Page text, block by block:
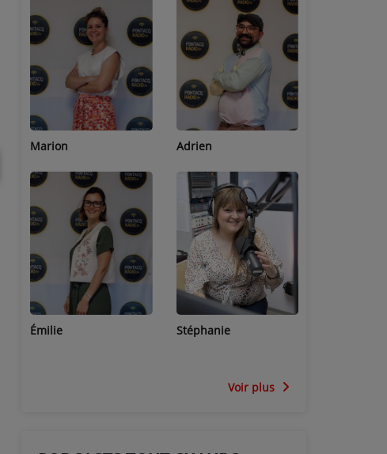
Adrien
Stéphanie
Lucas
Jean-Michel
Voir plus